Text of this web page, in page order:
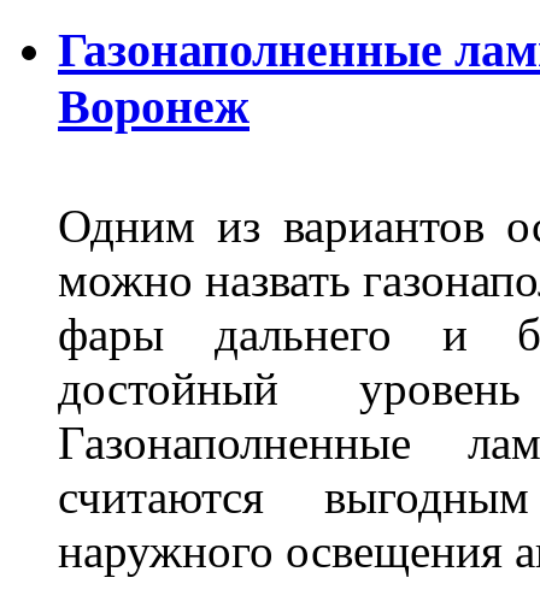
Газонаполненные
Воронеж
Одним из вариантов
можно назвать
фары дальнего и
достойный
Газонаполненные
считаются
наружного освещения